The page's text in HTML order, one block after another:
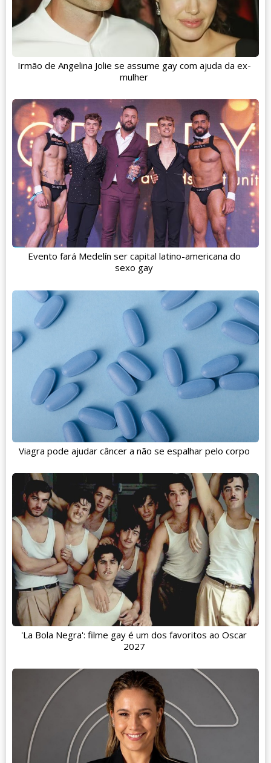
Irmão de Angelina Jolie se assume gay com ajuda da ex-
mulher
Evento fará Medelín ser capital latino-americana do
sexo gay
Viagra pode ajudar câncer a não se espalhar pelo corpo
'La Bola Negra': filme gay é um dos favoritos ao Oscar
2027